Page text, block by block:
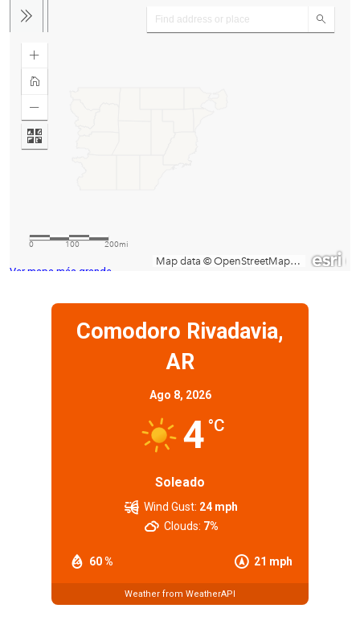
Ver mapa más grande
Comodoro Rivadavia,
AR
Ago 8, 2026
4 °C
Soleado
60 % 21 mph
Wind Gust: 24 mph
Clouds: 7%
Weather from WeatherAPI